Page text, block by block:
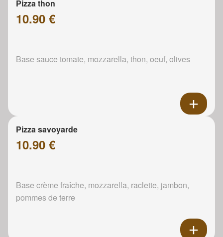
Pizza thon
10.90 €
Base sauce tomate, mozzarella, thon, oeuf, olives
Pizza savoyarde
10.90 €
Base crème fraîche, mozzarella, raclette, jambon,
pommes de terre